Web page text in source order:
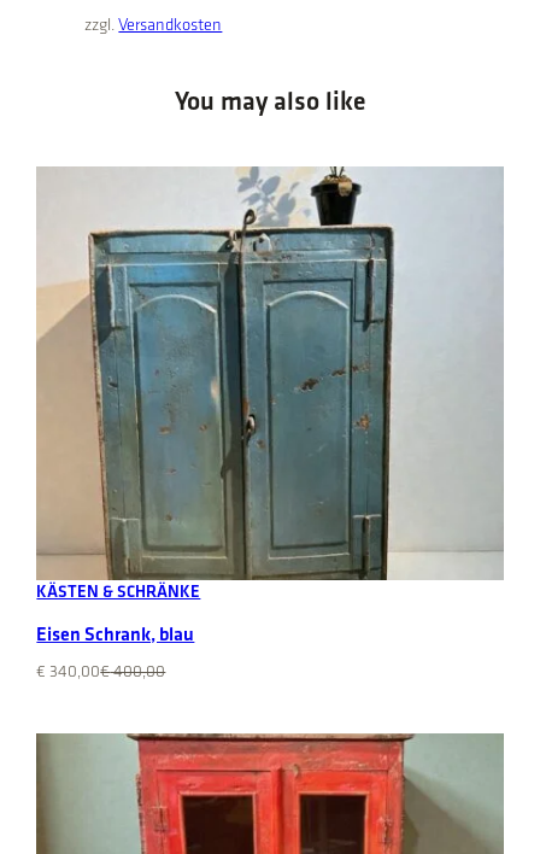
zzgl.Versandkosten
You may also like
Add to cart
KÄSTEN & SCHRÄNKE
Eisen Schrank, blau
€400,00
Original
€ 340,00
Current